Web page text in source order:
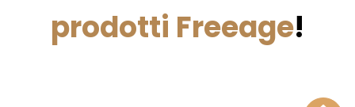
prodotti Freeage!